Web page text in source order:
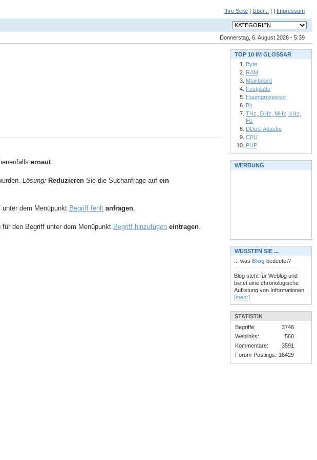
Ihre Seite | Über... | | Impressum
Donnerstag, 6. August 2026 - 5:39
erneut
Lösung: Reduzieren Sie die Suchanfrage auf ein
dem Menüpunkt Begriff fehlt anfragen
den Begriff unter dem Menüpunkt Begriff hinzufügen eintragen
TOP 10 IM GLOSSAR
Byte
RAM
Mainboard
Festplatte
Hauptprozessor
Bit
THz, GHz, MHz, kHz,
Hz
DDoS-Attacke
CPU
PHP
WERBUNG
WUSSTEN SIE ...
... was Blog bedeutet?
Blog steht für Weblog und
bietet eine chronologische
Auflistung von Informationen.
[mehr]
STATISTIK
Begriffe:
3746
Weblinks:
568
Kommentare:
3591
Forum-Postings: 16429